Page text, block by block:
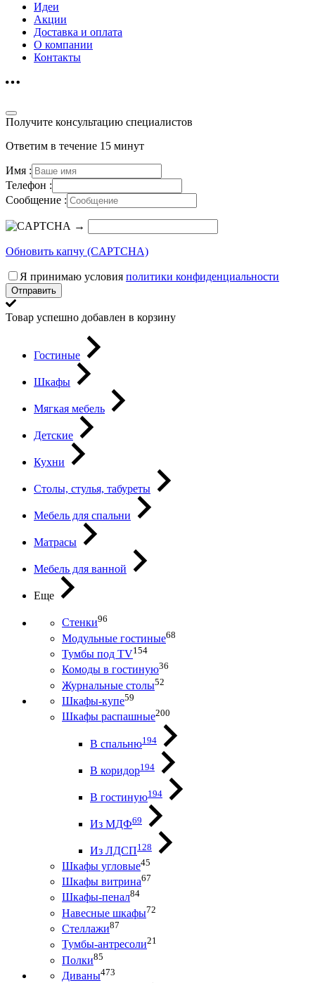
Идеи
Акции
Доставка и оплата
О компании
Контакты
Получите консультацию специалистов
Ответим в течение 15 минут
Имя :
Телефон :
Сообщение :
→
Обновить капчу (CAPTCHA)
Я принимаю условия политики конфиденциальности
Отправить
Товар успешно добавлен в корзину
Гостиные
Шкафы
Мягкая мебель
Детские
Кухни
Столы, стулья, табуреты
Мебель для спальни
Матрасы
Мебель для ванной
Еще
Стенки96
Модульные гостиные68
Тумбы под ТV154
Комоды в гостиную36
Журнальные столы52
Шкафы-купе59
Шкафы распашные200
В спальню194
В коридор194
В гостиную194
Из МДФ69
Из ЛДСП128
Шкафы угловые45
Шкафы витрина67
Шкафы-пенал84
Навесные шкафы72
Стеллажи87
Тумбы-антресоли21
Полки85
Диваны473